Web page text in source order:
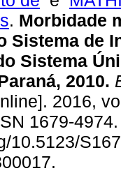
. Morbidade
Sistema de
Sistema
2010.
2016,
1679-
10.5123/